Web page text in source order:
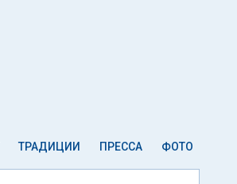
ТРАДИЦИИ ПРЕССА ФОТО